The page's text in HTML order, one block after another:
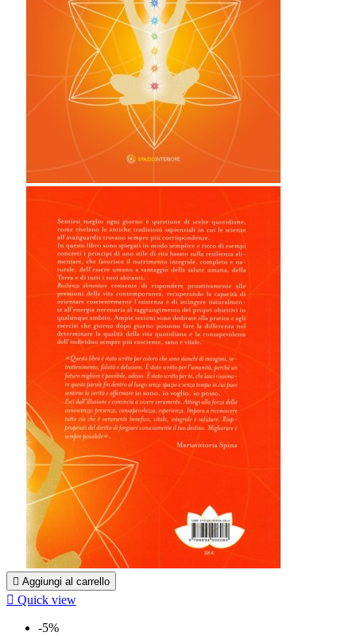
 Aggiungi al carrello
 Quick view
-5%